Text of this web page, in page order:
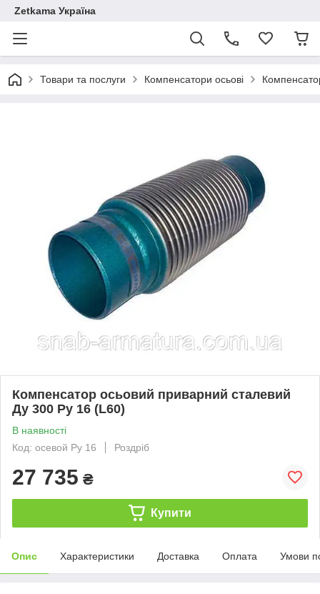
Zetkama Україна
Товари та послуги Компенсатори осьові
Компенсатор осьовий приварний сталевий
Ду 300 Ру 16 (L60)
В наявності
Код: осевой Ру 16
Роздріб
27 735 ₴
Купити
Опис Характеристики Доставка Оплата Умови